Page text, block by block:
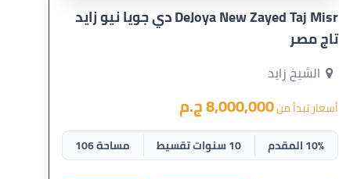
DeJoya New Zayed Taj Misr دي جويا نيو زايد
تاج مصر
الشيخ زايد
أسعار تبدأ من8,000,000 ج.م
10% المقدم 10 سنوات تقسيط مساحة 106